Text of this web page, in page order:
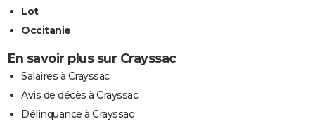
Lot
Occitanie
En savoir plus sur Crayssac
Salaires à Crayssac
Avis de décès à Crayssac
Délinquance à Crayssac